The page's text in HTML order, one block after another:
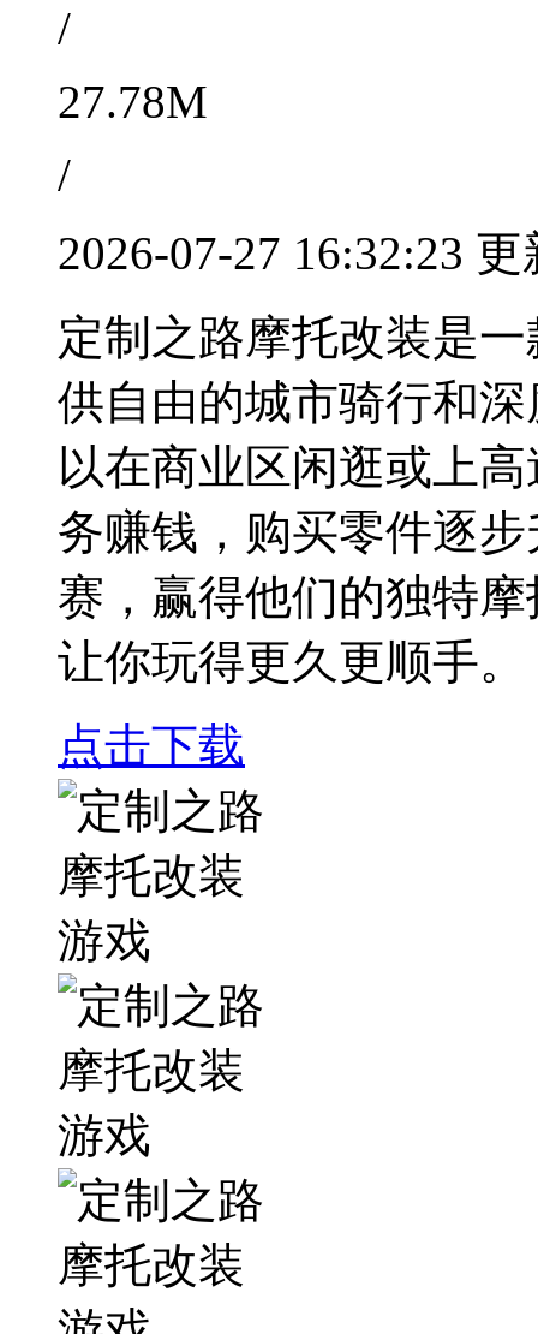
/
27.78M
/
2026-07-27 16:32:23 更
定制之路摩托改装是
供自由的城市骑行和
以在商业区闲逛或上
务赚钱，购买零件逐
赛，赢得他们的独特
让你玩得更久更顺手。
点击下载